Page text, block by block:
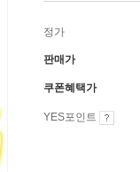
정가
판매가
쿠폰혜택가
YES포인트